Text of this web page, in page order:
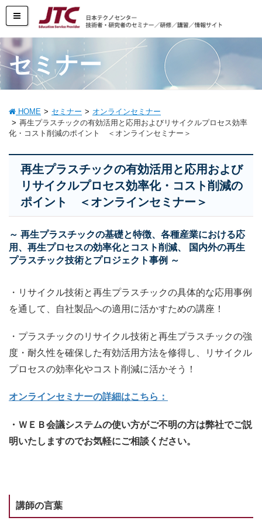
セミナー
HOME セミナー
オンラインセミナー
再生プラスチックの有効活用と応用およびリサイクルプロセス効率
化・コスト削減のポイント ＜オンラインセミナー＞
再生プラスチックの有効活用と応用および
リサイクルプロセス効率化・コスト削減の
ポイント ＜オンラインセミナー＞
～ 再生プラスチックの基礎と特徴、各種産業における応
用、再生プロセスの効率化とコスト削減、 国内外の再生
プラスチック技術とプロジェクト事例 ～
・リサイクル技術と再生プラスチックの具体的な応用事例
を通して、自社製品への適用に活かすための講座！
・プラスチックのリサイクル技術と再生プラスチックの強
度・耐久性を確保した有効活用方法を修得し、リサイクル
プロセスの効率化やコスト削減に活かそう！
オンラインセミナーの詳細はこちら：
・ＷＥＢ会議システムの使い方がご不明の方は弊社でご説
明いたしますのでお気軽にご相談ください。
講師の言葉